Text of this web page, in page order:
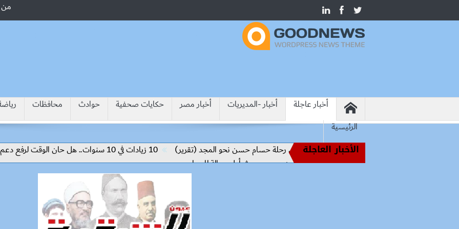
أخبار عاجلة أخبار -المديريات أخبار مصر حكايات صحفية حوادث محافظات
الرئيسية
الأخبار العاجلة
من أساطير الملاعب إلى قيادة الفراعنة.. كواليس رحلة حسام حسن نحو المجد (تقرير) 10 زيادات في 10 سنوات.. هل حان الوقت لرفع دعم البنزين نهائيا؟
رسميًا.. محمد صلاح يرتدي الرقم 10 مع طرابزون سبور ويبعث أول رسالة للجماهير